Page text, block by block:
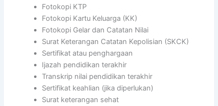
Fotokopi KTP
Fotokopi Kartu Keluarga (KK)
Fotokopi Gelar dan Catatan Nilai
Surat Keterangan Catatan Kepolisian (SKCK)
Sertifikat atau penghargaan
Ijazah pendidikan terakhir
Transkrip nilai pendidikan terakhir
Sertifikat keahlian (jika diperlukan)
Surat keterangan sehat